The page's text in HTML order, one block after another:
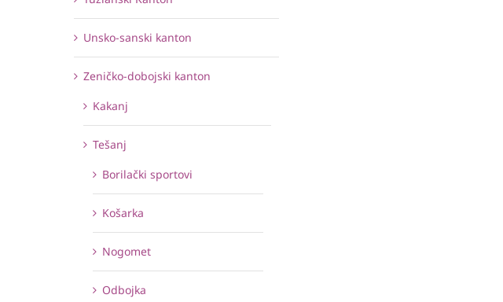
Unsko-sanski kanton
Zeničko-dobojski kanton
Kakanj
Tešanj
Borilački sportovi
Košarka
Nogomet
Odbojka